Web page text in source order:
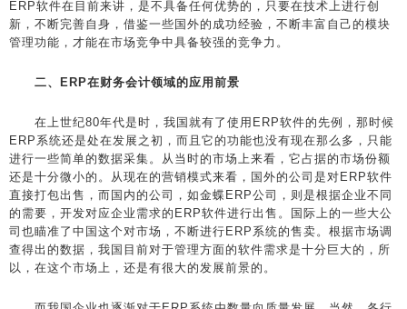
ERP软件在目前来讲，是不具备任何优势的，只要在技术上进行创
新，不断完善自身，借鉴一些国外的成功经验，不断丰富自己的模块
管理功能，才能在市场竞争中具备较强的竞争力。
二、ERP在财务会计领域的应用前景
在上世纪80年代是时，我国就有了使用ERP软件的先例，那时候
ERP系统还是处在发展之初，而且它的功能也没有现在那么多，只能
进行一些简单的数据采集。从当时的市场上来看，它占据的市场份额
还是十分微小的。从现在的营销模式来看，国外的公司是对ERP软件
直接打包出售，而国内的公司，如金蝶ERP公司，则是根据企业不同
的需要，开发对应企业需求的ERP软件进行出售。国际上的一些大公
司也瞄准了中国这个对市场，不断进行ERP系统的售卖。根据市场调
查得出的数据，我国目前对于管理方面的软件需求是十分巨大的，所
以，在这个市场上，还是有很大的发展前景的。